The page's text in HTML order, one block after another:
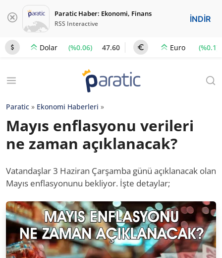
Paratic Haber: Ekonomi, Finans
RSS Interactive İNDİR
Dolar (%0.06) 47.60 Euro (%0.1)
Paratic » Ekonomi Haberleri »
Mayıs enflasyonu verileri
ne zaman açıklanacak?
Vatandaşlar 3 Haziran Çarşamba günü açıklanacak olan
Mayıs enflasyonunu bekliyor. İşte detaylar;